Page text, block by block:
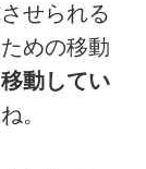
せられる
めの移動
動してい
。